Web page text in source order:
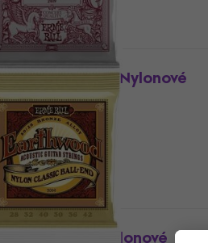
Ernesto Palla Nylonové
kytaru
klasickou kytaru
- 17 %
Earthwood Nylonové